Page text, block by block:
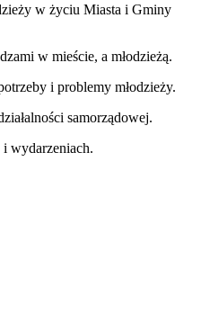
w życiu Miasta i Gminy
w mieście, a młodzieżą.
i problemy młodzieży.
samorządowej.
wydarzeniach.